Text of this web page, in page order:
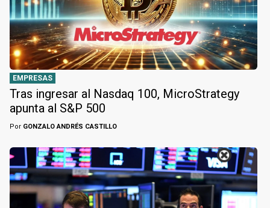
EMPRESAS
Tras ingresar al Nasdaq 100, MicroStrategy
apunta al S&P 500
Por GONZALO ANDRÉS CASTILLO